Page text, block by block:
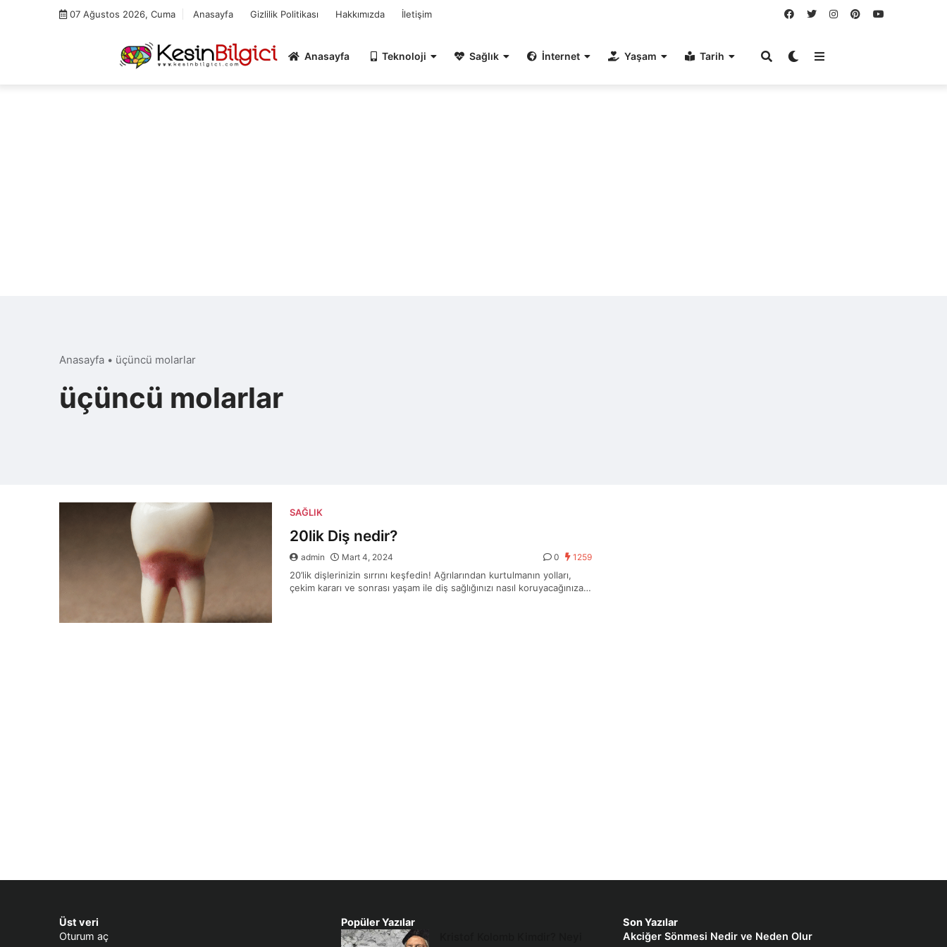
07 Ağustos 2026, Cuma Anasayfa Gizlilik Politikası Hakkımızda İletişim
Anasayfa Teknoloji Sağlık İnternet Yaşam Tarih
Anasayfa • üçüncü molarlar
üçüncü molarlar
SAĞLIK
20lik Diş nedir?
admin Mart 4, 2024 0 1259
20’lik dişlerinizin sırrını keşfedin! Ağrılarından kurtulmanın yolları,
çekim kararı ve sonrası yaşam ile diş sağlığınızı nasıl koruyacağınıza
Üst veri
Oturum aç
Popüler Yazılar
Son Yazılar
Akciğer Sönmesi Nedir ve Neden Olur